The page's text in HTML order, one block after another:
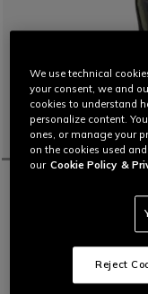
TRENTO D-
IMPERMEABILI
Guanto invernale
Dry® e protettori
Ideali per gli
Leggi di più
We use technical
your consent, we and
cookies to understand
personalize content.
ones, or manage your
on the cookies used
our Cookie Policy &
Reject